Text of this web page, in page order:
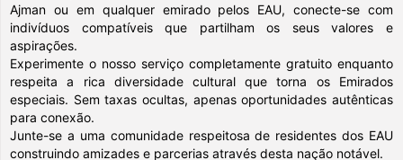
Ajman ou em qualquer emirado pelos EAU, conecte-se com
indivíduos compatíveis que partilham os seus valores e
aspirações.
Experimente o nosso serviço completamente gratuito enquanto
respeita a rica diversidade cultural que torna os Emirados
especiais. Sem taxas ocultas, apenas oportunidades autênticas
para conexão.
Junte-se a uma comunidade respeitosa de residentes dos EAU
construindo amizades e parcerias através desta nação notável.